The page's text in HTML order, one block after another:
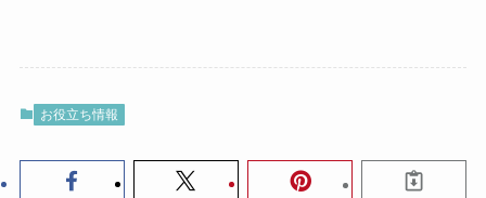
お役立ち情報